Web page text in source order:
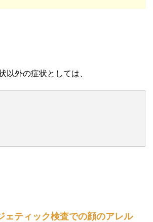
以外の症状としては、
ェティック検査での顔のアレル